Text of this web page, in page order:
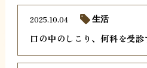
口の中のしこり、何科を受診
2025.10.04 生活